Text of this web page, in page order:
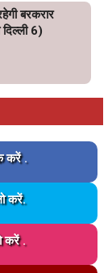
बरकरार
6)
करें .
करें.
करें .